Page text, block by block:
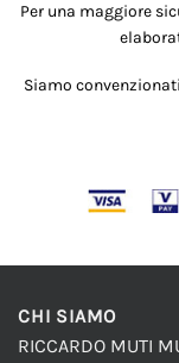
Per una maggiore
Siamo
CHI SIAMO
RICCARDO MUTI